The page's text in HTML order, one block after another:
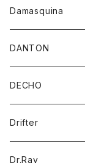
パーカー
Tシャツ
パーカー
ワンピース
ブラウス
キャップ
Damasquina
ウォレット
カードケース
バッグ
DANTON
アウター
コート
ジャケット
アクセサリー
バッグ
キッズ
DECHO
帽子
Drifter
Dr.Ray